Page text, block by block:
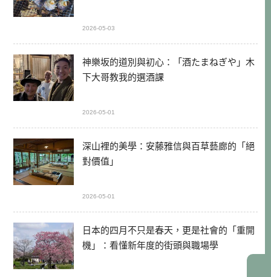
2026-05-03
神樂坂的道別與初心：「酒たまねぎや」木
下大哥教我的選酒課
2026-05-01
深山裡的美學：安藤雅信與百草藝廊的「絕
對價值」
2026-05-01
日本的四月不只是春天，更是社會的「重開
機」：看懂新年度的街頭與職場學